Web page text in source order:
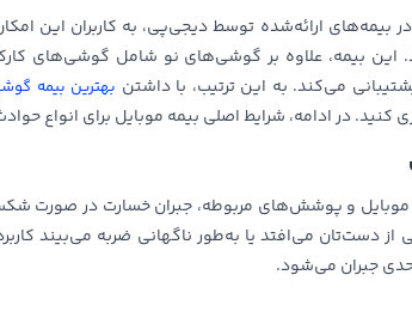
بیمه‌های ارائه‌شده توسط دیجی‌پی، به کاربران این
این بیمه، علاوه بر گوشی‌های نو شامل گوشی‌های
می‌کند. به این ترتیب، با داشتن بهترین بیمه
کنید. در ادامه، شرایط اصلی بیمه موبایل برای انواع
موبایل و پوشش‌های مربوطه، جبران خسارت در صورت
دست‌تان می‌افتد یا به‌طور ناگهانی ضربه می‌بیند
جبران می‌شود.